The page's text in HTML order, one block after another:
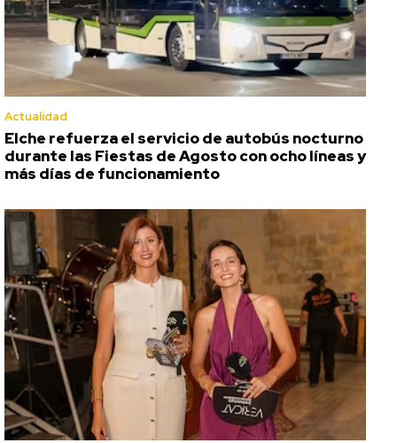
Actualidad
Elche refuerza el servicio de autobús nocturno
durante las Fiestas de Agosto con ocho líneas y
más días de funcionamiento